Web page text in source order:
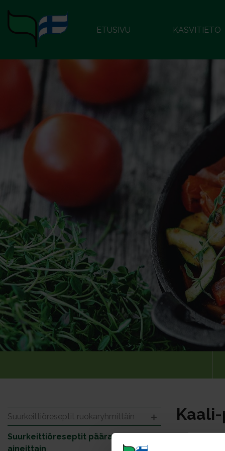
ETUSIVU KASVITIETO
Suurkeittiöreseptit ruokaryhmittäin
Suurkeittiöreseptit pääraaka-
aineittain